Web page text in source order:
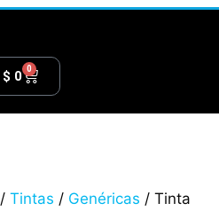
$ 0 0
/ Tintas / Genéricas / Tinta